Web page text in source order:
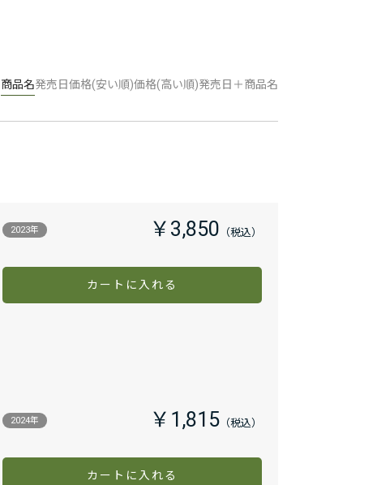
商品名発売日価格(安い順)価格(高い順)発売日＋商品名
2023年 ￥3,850
カートに入れる
2024年 ￥1,815
カートに入れる